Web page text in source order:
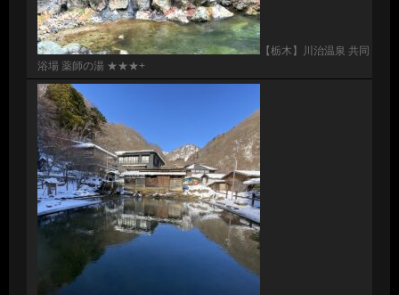
【栃木】川治温泉 共同
浴場 薬師の湯 ★★★+